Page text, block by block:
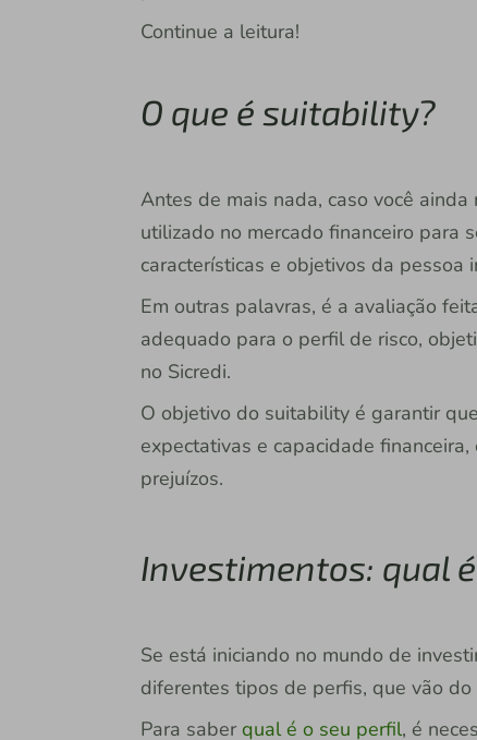
Continue a leitura!
O que é suitability?
Antes de mais nada, caso você
utilizado no mercado financeiro para
características e objetivos da pessoa
Em outras palavras, é a avaliação
adequado para o perfil de risco,
no Sicredi.
O objetivo do suitability é garantir
expectativas e capacidade
prejuízos.
Investimentos: qual
Se está iniciando no mundo de
diferentes tipos de perfis, que vão
Para saber qual é o seu perfil, é